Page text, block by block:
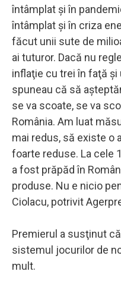
întâmplat şi în
întâmplat şi în criza
făcut unii sute de
ai tuturor. Dacă nu
inflaţie cu trei în faţă
spuneau că să
se va scoate, se va
România. Am luat
mai redus, să existe o
foarte reduse. La cele
a fost prăpăd în
produse. Nu e nicio
Ciolacu, potrivit
Premierul a susţinut
sistemul jocurilor de
mult.